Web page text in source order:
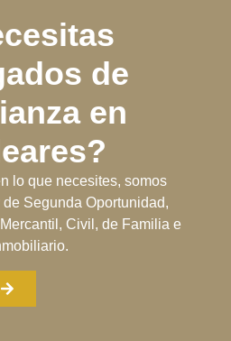
de
en
lo que necesites, somos
Segunda Oportunidad,
Civil, de Familia e